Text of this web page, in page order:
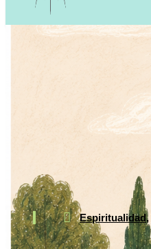
Espiritualidad,